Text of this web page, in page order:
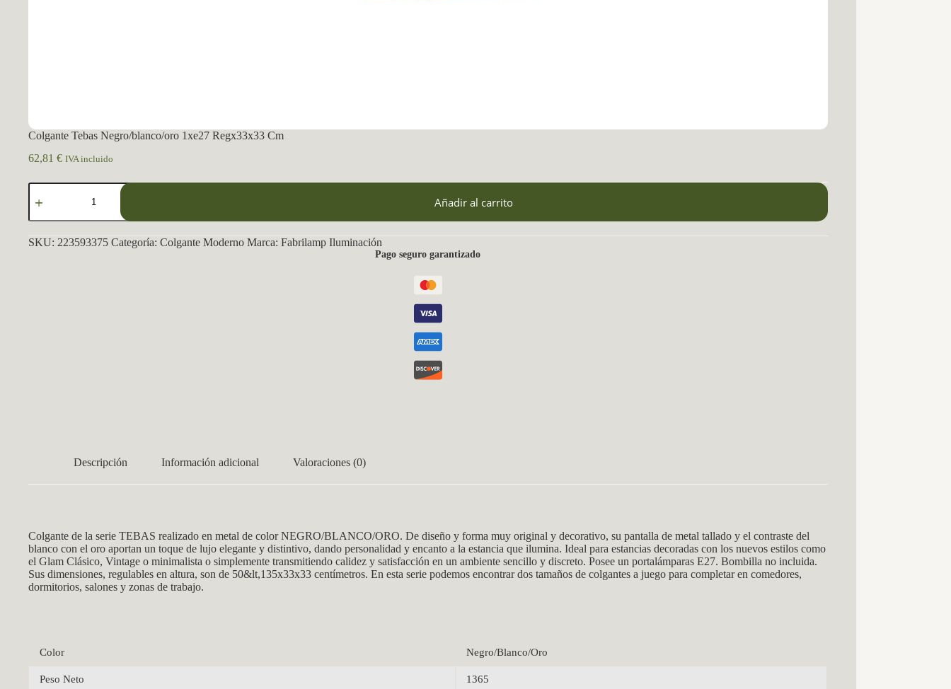
Colgante Tebas Negro/blanco/oro 1xe27 Regx33x33 Cm
62,81 € IVA incluido
Colgante
Tebas
1xe27
Regx33x33
Cm
Añadir al carrito
SKU: 223593375 Categoría: Colgante Moderno Marca: Fabrilamp Iluminación
Pago seguro garantizado
Descripción Información adicional Valoraciones (0)
Colgante de la serie TEBAS realizado en metal de color NEGRO/BLANCO/ORO. De diseño y forma muy original y decorativo, su pantalla de metal tallado y el contraste del
blanco con el oro aportan un toque de lujo elegante y distintivo, dando personalidad y encanto a la estancia que ilumina. Ideal para estancias decoradas con los nuevos estilos como
el Glam Clásico, Vintage o minimalista o simplemente transmitiendo calidez y satisfacción en un ambiente sencillo y discreto. Posee un portalámparas E27. Bombilla no incluida.
Sus dimensiones, regulables en altura, son de 50&lt,135x33x33 centímetros. En esta serie podemos encontrar dos tamaños de colgantes a juego para completar en comedores,
dormitorios, salones y zonas de trabajo.
Color Negro/Blanco/Oro
Peso Neto 1365